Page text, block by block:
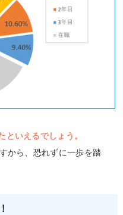
といえるでしょう。
から、恐れずに一歩を踏